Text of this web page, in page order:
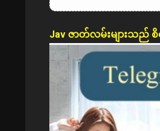
Jav ဇာတ်လမ်းများသည်